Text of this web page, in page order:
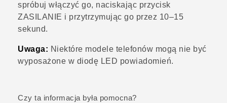
spróbuj włączyć go, naciskając przycisk
ZASILANIE i przytrzymując go przez 10–15
sekund.
Uwaga: Niektóre modele telefonów mogą nie być
wyposażone w diodę LED powiadomień.
Czy ta informacja była pomocna?